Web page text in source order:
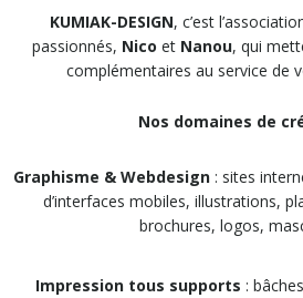
KUMIAK-DESIGN, c’est
passionnés, Nico et Nanou, qui
complémentaires au service de
Nos domaines de
Graphisme & Webdesign: sites
d’interfaces mobiles, illustrations,
brochures, logos,
Impression tous supports :